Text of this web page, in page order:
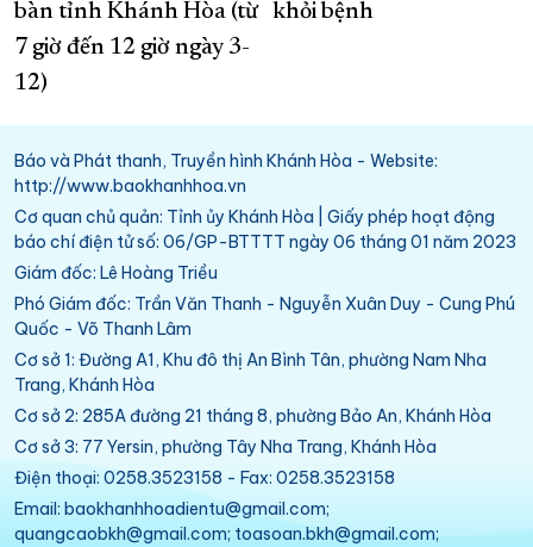
bàn tỉnh Khánh Hòa (từ
7 giờ đến 12 giờ ngày 3-
12)
khỏi bệnh
Báo và Phát thanh, Truyền hình Khánh Hòa - Website:
http://www.baokhanhhoa.vn
Cơ quan chủ quản: Tỉnh ủy Khánh Hòa | Giấy phép hoạt động
báo chí điện tử số: 06/GP-BTTTT ngày 06 tháng 01 năm 2023
Giám đốc: Lê Hoàng Triều
Phó Giám đốc: Trần Văn Thanh - Nguyễn Xuân Duy - Cung Phú
Quốc - Võ Thanh Lâm
Cơ sở 1: Đường A1, Khu đô thị An Bình Tân, phường Nam Nha
Trang, Khánh Hòa
Cơ sở 2: 285A đường 21 tháng 8, phường Bảo An, Khánh Hòa
Cơ sở 3: 77 Yersin, phường Tây Nha Trang, Khánh Hòa
Điện thoại: 0258.3523158 - Fax: 0258.3523158
Email: baokhanhhoadientu@gmail.com;
quangcaobkh@gmail.com; toasoan.bkh@gmail.com;